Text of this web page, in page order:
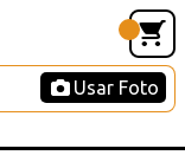
Usar Foto